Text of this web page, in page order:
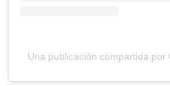
Una publicación compartida por